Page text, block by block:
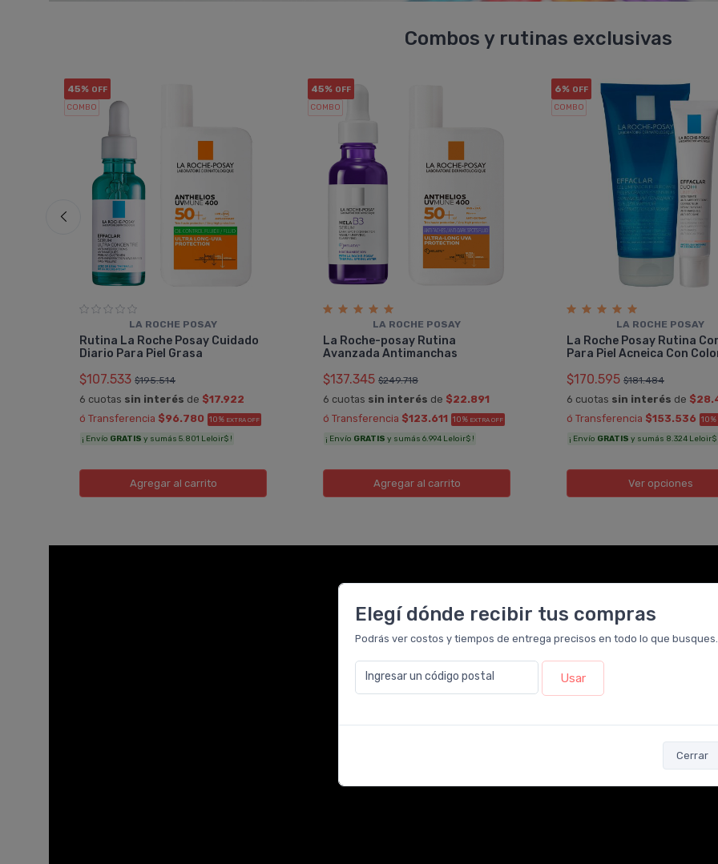
Elegí dónde recibir tus compras
Podrás ver costos y tiempos de entrega precisos en todo lo que busques.
Ingresar un código postal Usar
Cerrar
Combos y rutinas exclusivas
45% OFF
COMBO
LA ROCHE POSAY
Rutina La Roche Posay Cuidado
Diario Para Piel Grasa
$107.533 $195.514
6 cuotas sin interés de $17.922
ó Transferencia $96.780 10% EXTRA OFF
¡ Envío GRATIS y sumás 5.801 Leloir$ !
Agregaral carrito
45% OFF
COMBO
LA ROCHE POSAY
La Roche-posay Rutina
Avanzada Antimanchas
$137.345 $249.718
6 cuotas sin interés de $22.891
ó Transferencia $123.611 10% EXTRA OFF
¡ Envío GRATIS y sumás 6.994 Leloir$ !
Agregaral carrito
6% OFF
COMBO
LA ROCHE POSAY
La Roche Posay Rutina
Para Piel Acneica Con
$170.595 $181.484
6 cuotas sin interés de
ó Transferencia $153.536 10%
¡ Envío GRATIS y sumás 8.324 Leloir$
Ver opciones